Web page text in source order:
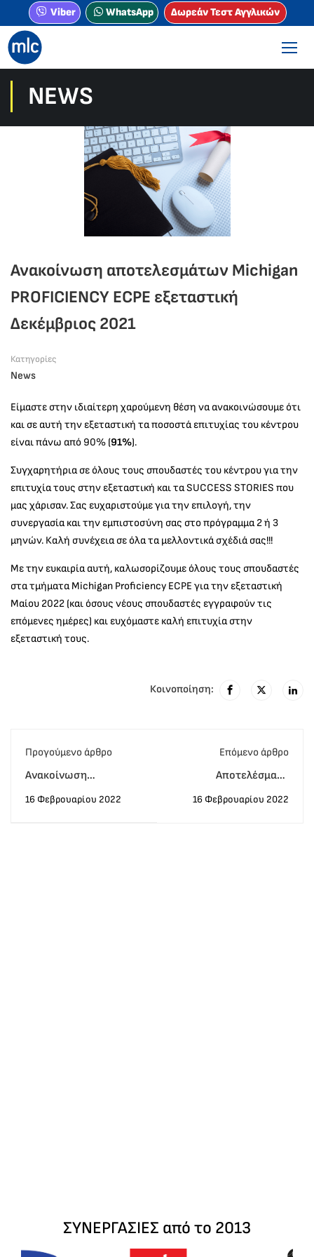
Viber WhatsApp Δωρεάν Τεστ Αγγλικών
NEWS
Ανακοίνωση αποτελεσμάτων Michigan
PROFICIENCY ECPE εξεταστική
Δεκέμβριος 2021
Κατηγορίες
News
Είμαστε στην ιδιαίτερη χαρούμενη θέση να ανακοινώσουμε ότι
και σε αυτή την εξεταστική τα ποσοστά επιτυχίας του κέντρου
είναι πάνω από 90% (91%).
Συγχαρητήρια σε όλους τους σπουδαστές του κέντρου για την
επιτυχία τους στην εξεταστική και τα SUCCESS STORIES που
μας χάρισαν. Σας ευχαριστούμε για την επιλογή, την
συνεργασία και την εμπιστοσύνη σας στο πρόγραμμα 2 ή 3
μηνών. Καλή συνέχεια σε όλα τα μελλοντικά σχέδιά σας!!!
Με την ευκαιρία αυτή, καλωσορίζουμε όλους τους σπουδαστές
στα τμήματα Michigan Proficiency ECPE για την εξεταστική
Μαίου 2022 (και όσους νέους σπουδαστές εγγραφούν τις
επόμενες ημέρες) και ευχόμαστε καλή επιτυχία στην
εξεταστική τους.
Κοινοποίηση:
Προγούμενο άρθρο
Ανακοίνωση
εξεταστικής Michigan
16 Φεβρουαρίου 2022
Eπόμενο άρθρο
Αποτελέσματα
online Φεβρουάριος
16 Φεβρουαρίου 2022
ΣΥΝΕΡΓΑΣΙΕΣ από το 2013